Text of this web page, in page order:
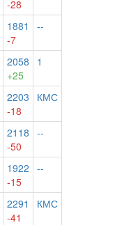
-28
1881
-7
--
2058
+25
1
2203
-18
КМС
2118
-50
--
1922
-15
--
2291
-41
КМС